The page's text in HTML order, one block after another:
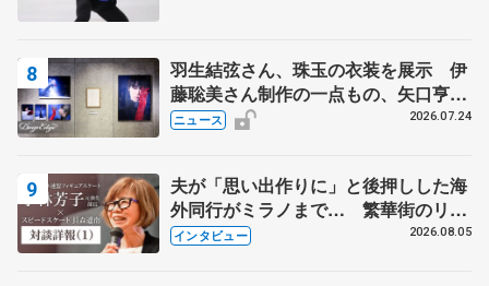
羽生結弦さん、珠玉の衣装を展示 伊
藤聡美さん制作の一点もの、矢口亨さ
んが撮影
ニュース 2026.07.24
夫が「思い出作りに」と後押しした海
外同行がミラノまで… 繁華街のリン
クでは不良のお兄さんも味方に 小林
インタビュー 2026.08.05